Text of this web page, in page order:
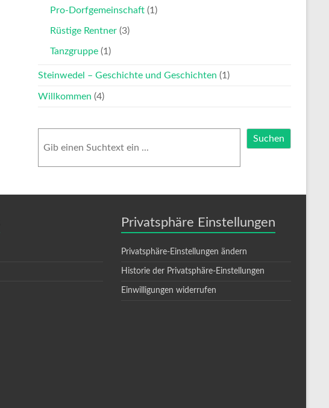
Pro-Dorfgemeinschaft (1)
Rüstige Rentner (3)
Tanzgruppe (1)
Steinwedel – Geschichte und Geschichten (1)
Willkommen (4)
Suchen
Privatsphäre Einstellungen
Privatsphäre-Einstellungen ändern
Historie der Privatsphäre-Einstellungen
Einwilligungen widerrufen